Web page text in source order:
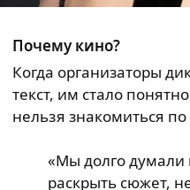
Почему кино?
Когда организаторы
текст, им стало
нельзя знакомиться
«Мы долго думали
раскрыть сюжет,